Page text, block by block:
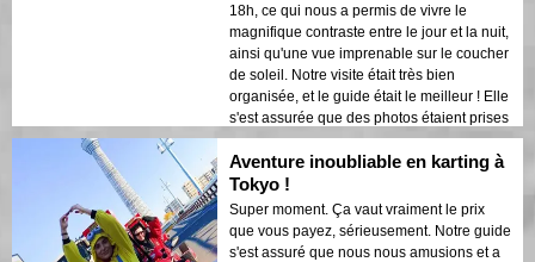
18h, ce qui nous a permis de vivre le
magnifique contraste entre le jour et la nuit,
ainsi qu'une vue imprenable sur le coucher
de soleil. Notre visite était très bien
organisée, et le guide était le meilleur ! Elle
s'est assurée que des photos étaient prises
à chaque occasion. C'était une conduite
exaltante sur l'autoroute et une visite
unique qui a fait ressortir notre enfant
intérieur ! Merci pour une expérience si
géniale !
Aventure inoubliable en karting à
Tokyo !
Super moment. Ça vaut vraiment le prix
que vous payez, sérieusement. Notre guide
s'est assuré que nous nous amusions et a